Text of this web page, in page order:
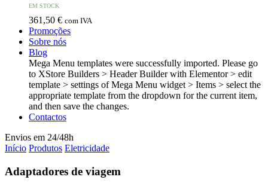
EM STOCK
361,50 € com IVA
Promoções
Sobre nós
Blog
Mega Menu templates were successfully imported. Please go
to XStore Builders > Header Builder with Elementor > edit
template > settings of Mega Menu widget > Items > select the
appropriate template from the dropdown for the current item,
and then save the changes.
Contactos
Envios em 24/48h
Início Produtos Eletricidade
Adaptadores de viagem